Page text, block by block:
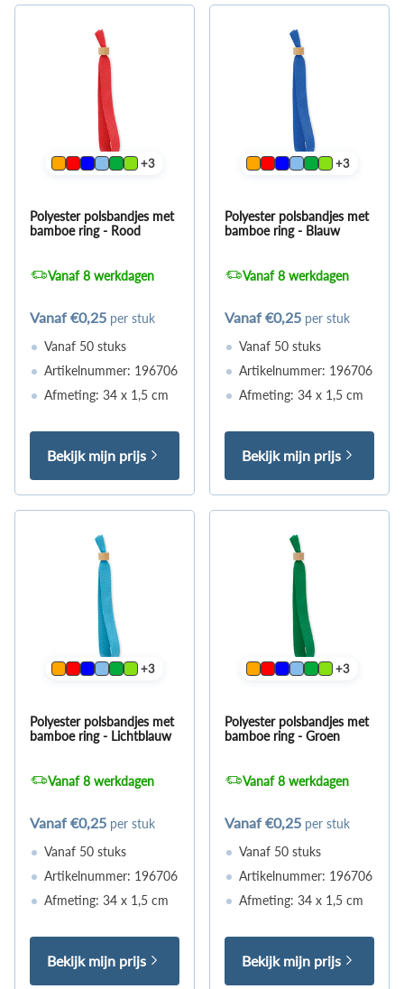
+3
Polyester polsbandjes met
bamboe ring - Rood
Vanaf 8 werkdagen
Vanaf €0,25 per stuk
Vanaf 50 stuks
Artikelnummer: 196706
Afmeting: 34 x 1,5 cm
Bekijk mijn prijs
+3
Polyester polsbandjes met
bamboe ring - Blauw
Vanaf 8 werkdagen
Vanaf €0,25 per stuk
Vanaf 50 stuks
Artikelnummer: 196706
Afmeting: 34 x 1,5 cm
Bekijk mijn prijs
+3
Polyester polsbandjes met
bamboe ring - Lichtblauw
Vanaf 8 werkdagen
Vanaf €0,25 per stuk
Vanaf 50 stuks
Artikelnummer: 196706
Afmeting: 34 x 1,5 cm
Bekijk mijn prijs
+3
Polyester polsbandjes met
bamboe ring - Groen
Vanaf 8 werkdagen
Vanaf €0,25 per stuk
Vanaf 50 stuks
Artikelnummer: 196706
Afmeting: 34 x 1,5 cm
Bekijk mijn prijs